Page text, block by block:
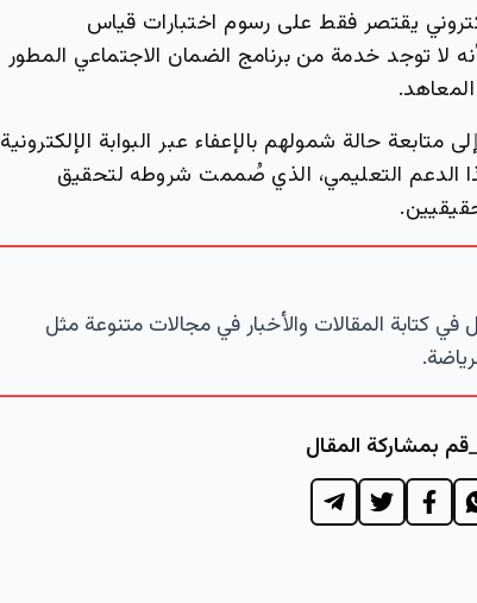
يقتصر فقط على رسوم اختبارات قياس
لا توجد خدمة من برنامج الضمان الاجتماعي المطور
حالة شمولهم بالإعفاء عبر البوابة الإلكترونية
الدعم التعليمي، الذي صُممت شروطه لتحقيق
كتابة المقالات والأخبار في مجالات متنوعة مثل
قم بمشاركة المقال